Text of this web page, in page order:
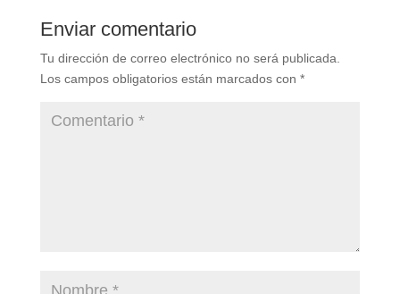
Enviar comentario
Tu dirección de correo electrónico no será publicada.
Los campos obligatorios están marcados con *